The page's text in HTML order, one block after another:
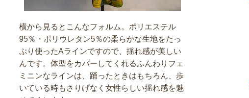
横から見るとこんなフォルム。ポリエステル
95％・ポリウレタン5％の柔らかな生地をたっ
ぷり使ったAラインですので、揺れ感が美しい
んです。体型をカバーしてくれるふんわりフェ
ミニンなラインは、踊ったときはもちろん、歩
いている時もさりげなく女性らしい揺れ感を魅